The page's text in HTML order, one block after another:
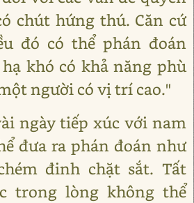
chút hứng thú. Căn cứ
đó có thể phán đoán
khó có khả năng phù
người có vị trí cao."
ngày tiếp xúc với nam
đưa ra phán đoán như
đinh chặt sắt. Tất
trong lòng không thể